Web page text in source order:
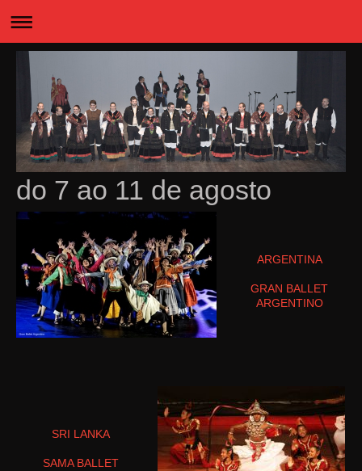
do 7 ao 11 de agosto
ARGENTINA
GRAN BALLET
ARGENTINO
SRI LANKA
SAMA BALLET